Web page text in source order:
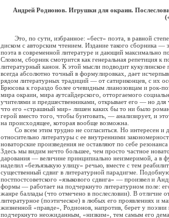
Андрей Родионов. Игрушки для окраин.
Это, по сути, избранное: «бест» поэта, в равной
диском с авторским чтением. Издание такого сборника —
поэта в современной литературе и дающий максимально
Словом, сборник смотрится как генеральная репетиция
литературный канон. К этой мысли подводит
всегда абсолютно точный в формулировках, дает
рядом литературных традиций — от сатириконцев, с их
Брюсова к гораздо более очевидным лианозовцам и рок-
мира окраин, мира аутсайдерского, отторгаемого
учителями и предшественниками, открывает его — но для
что его «страшный мир» лишен каких бы то ни было
герой вместо того, чтобы бунтовать, — анализирует, и
на происходящее, которая вообще возможна.
Со всем этим трудно не согласиться. Но интересен и
относительно литературы с ее внутренними
новаторские произведения не оставляют по себе
Здесь мы видим нечто большее, чем просто частное
дарования — величине принципиально неизмеримой, а в
наделил «безъязыкую улицу» речью, вместе с тем
существенный сдвиг в литературной парадигме.
постпостсоветского «языкового сдвига» — произвел и
формы — работает на подчеркнуто литературном поле:
жанре баллады (что отмечено в послесловии). В отличие
литературное (поэтическое) в любых его проявлениях и
жизненной «правде», Родионов, напротив, берет у
подчеркнуто неожиданным, «низким», тем самым его